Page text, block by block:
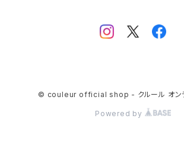
© couleur official shop - クルール オンラ
Powered by